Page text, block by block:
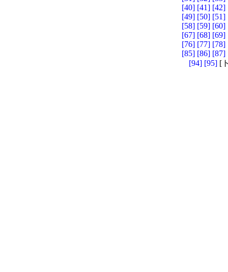
[40] [41] [42]
[49] [50] [51]
[58] [59] [60]
[67] [68] [69]
[76] [77] [78]
[85] [86] [87]
[94] [95] [